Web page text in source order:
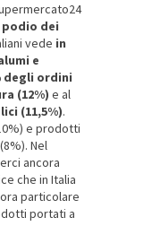
podio dei
vede in
e
degli ordini
(12%) e al
(11,5%).
e prodotti
Nel
ancora
che in Italia
particolare
portati a